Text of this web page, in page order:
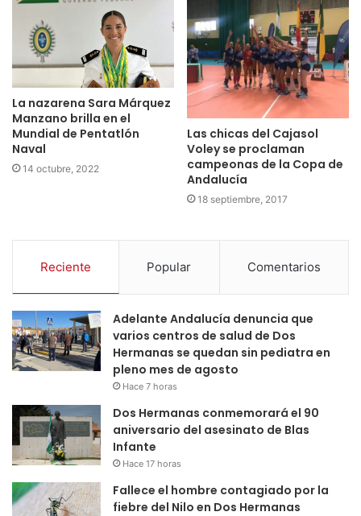
La nazarena Sara Márquez
Manzano brilla en el
Mundial de Pentatlón
Naval
14 octubre, 2022
Las chicas del Cajasol
Voley se proclaman
campeonas de la Copa de
Andalucía
18 septiembre, 2017
Reciente Popular Comentarios
Adelante Andalucía denuncia que
varios centros de salud de Dos
Hermanas se quedan sin pediatra en
pleno mes de agosto
Hace 7 horas
Dos Hermanas conmemorará el 90
aniversario del asesinato de Blas
Infante
Hace 17 horas
Fallece el hombre contagiado por la
fiebre del Nilo en Dos Hermanas